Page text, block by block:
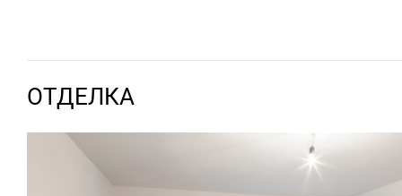
ОТДЕЛКА